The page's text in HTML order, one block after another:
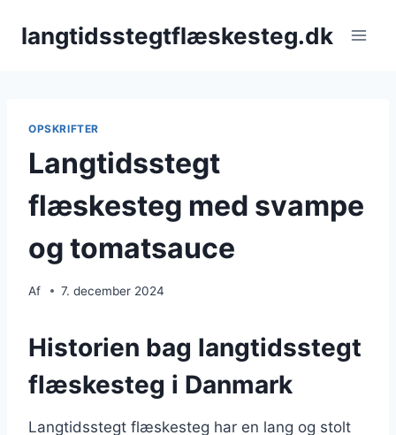
langtidsstegtflæskesteg.dk
OPSKRIFTER
Langtidsstegt
flæskesteg med svampe
og tomatsauce
Af 7. december 2024
Historien bag langtidsstegt
flæskesteg i Danmark
Langtidsstegt flæskesteg har en lang og stolt